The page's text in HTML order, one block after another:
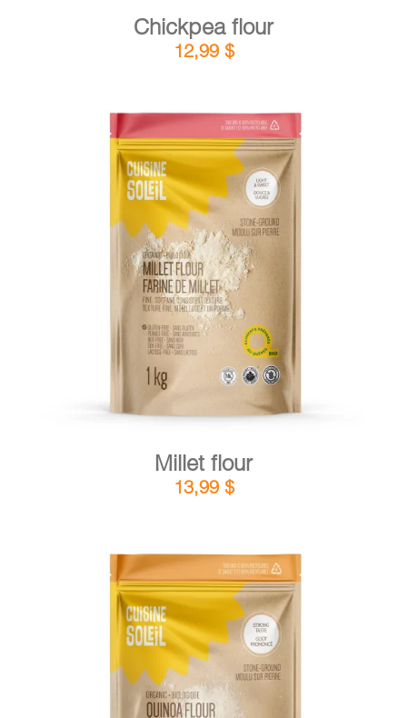
Chickpea flour
12,99 $
ADD TO CART / DETAILS
Millet flour
13,99 $
ADD TO CART / DETAILS